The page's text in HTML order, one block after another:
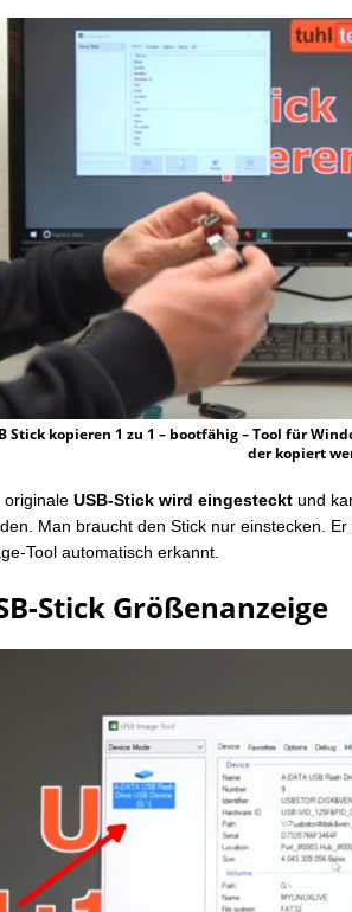
Stick kopieren 1 zu 1 – bootfähig – Tool für
der kopiert
originaleUSB-Stick wird eingesteckt und
Man braucht den Stick nur einstecken.
Tool automatisch erkannt.
Stick Größenanzeige